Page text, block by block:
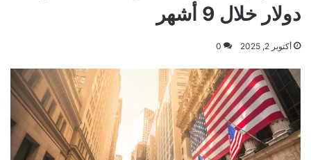
دولار خلال 9 أشهر
أكتوبر 2, 2025 0